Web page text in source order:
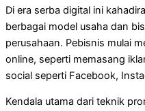
Di era serba digital ini
berbagai model usaha dan
perusahaan. Pebisnis mulai
online, seperti memasang
social seperti Facebook,
Kendala utama dari teknik